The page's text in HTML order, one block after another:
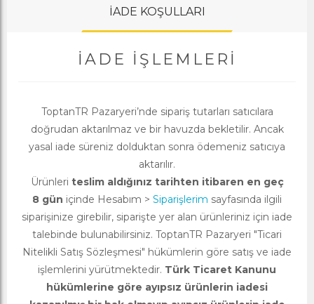
İADE KOŞULLARI
İADE İŞLEMLERI
ToptanTR Pazaryeri’nde sipariş tutarları satıcılara
doğrudan aktarılmaz ve bir havuzda bekletilir. Ancak
yasal iade süreniz dolduktan sonra ödemeniz satıcıya
aktarılır.
Ürünleri teslim aldığınız tarihten itibaren en geç
8 gün içinde Hesabım > Siparişlerim sayfasında ilgili
siparişinize girebilir, siparişte yer alan ürünleriniz için iade
talebinde bulunabilirsiniz. ToptanTR Pazaryeri "Ticari
Nitelikli Satış Sözleşmesi" hükümlerin göre satış ve iade
işlemlerini yürütmektedir. Türk Ticaret Kanunu
hükümlerine göre ayıpsız ürünlerin iadesi